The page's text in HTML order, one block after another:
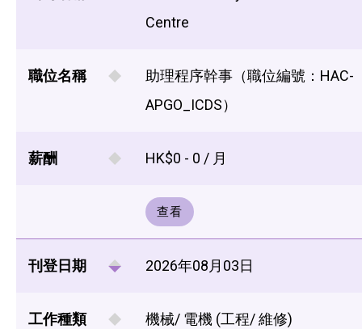
Centre
職位名稱
助理程序幹事（職位編號：HAC-
APGO_ICDS）
薪酬 HK$0 - 0 / 月
查看
刊登日期 2026年08月03日
工作種類 機械/ 電機 (工程/ 維修)